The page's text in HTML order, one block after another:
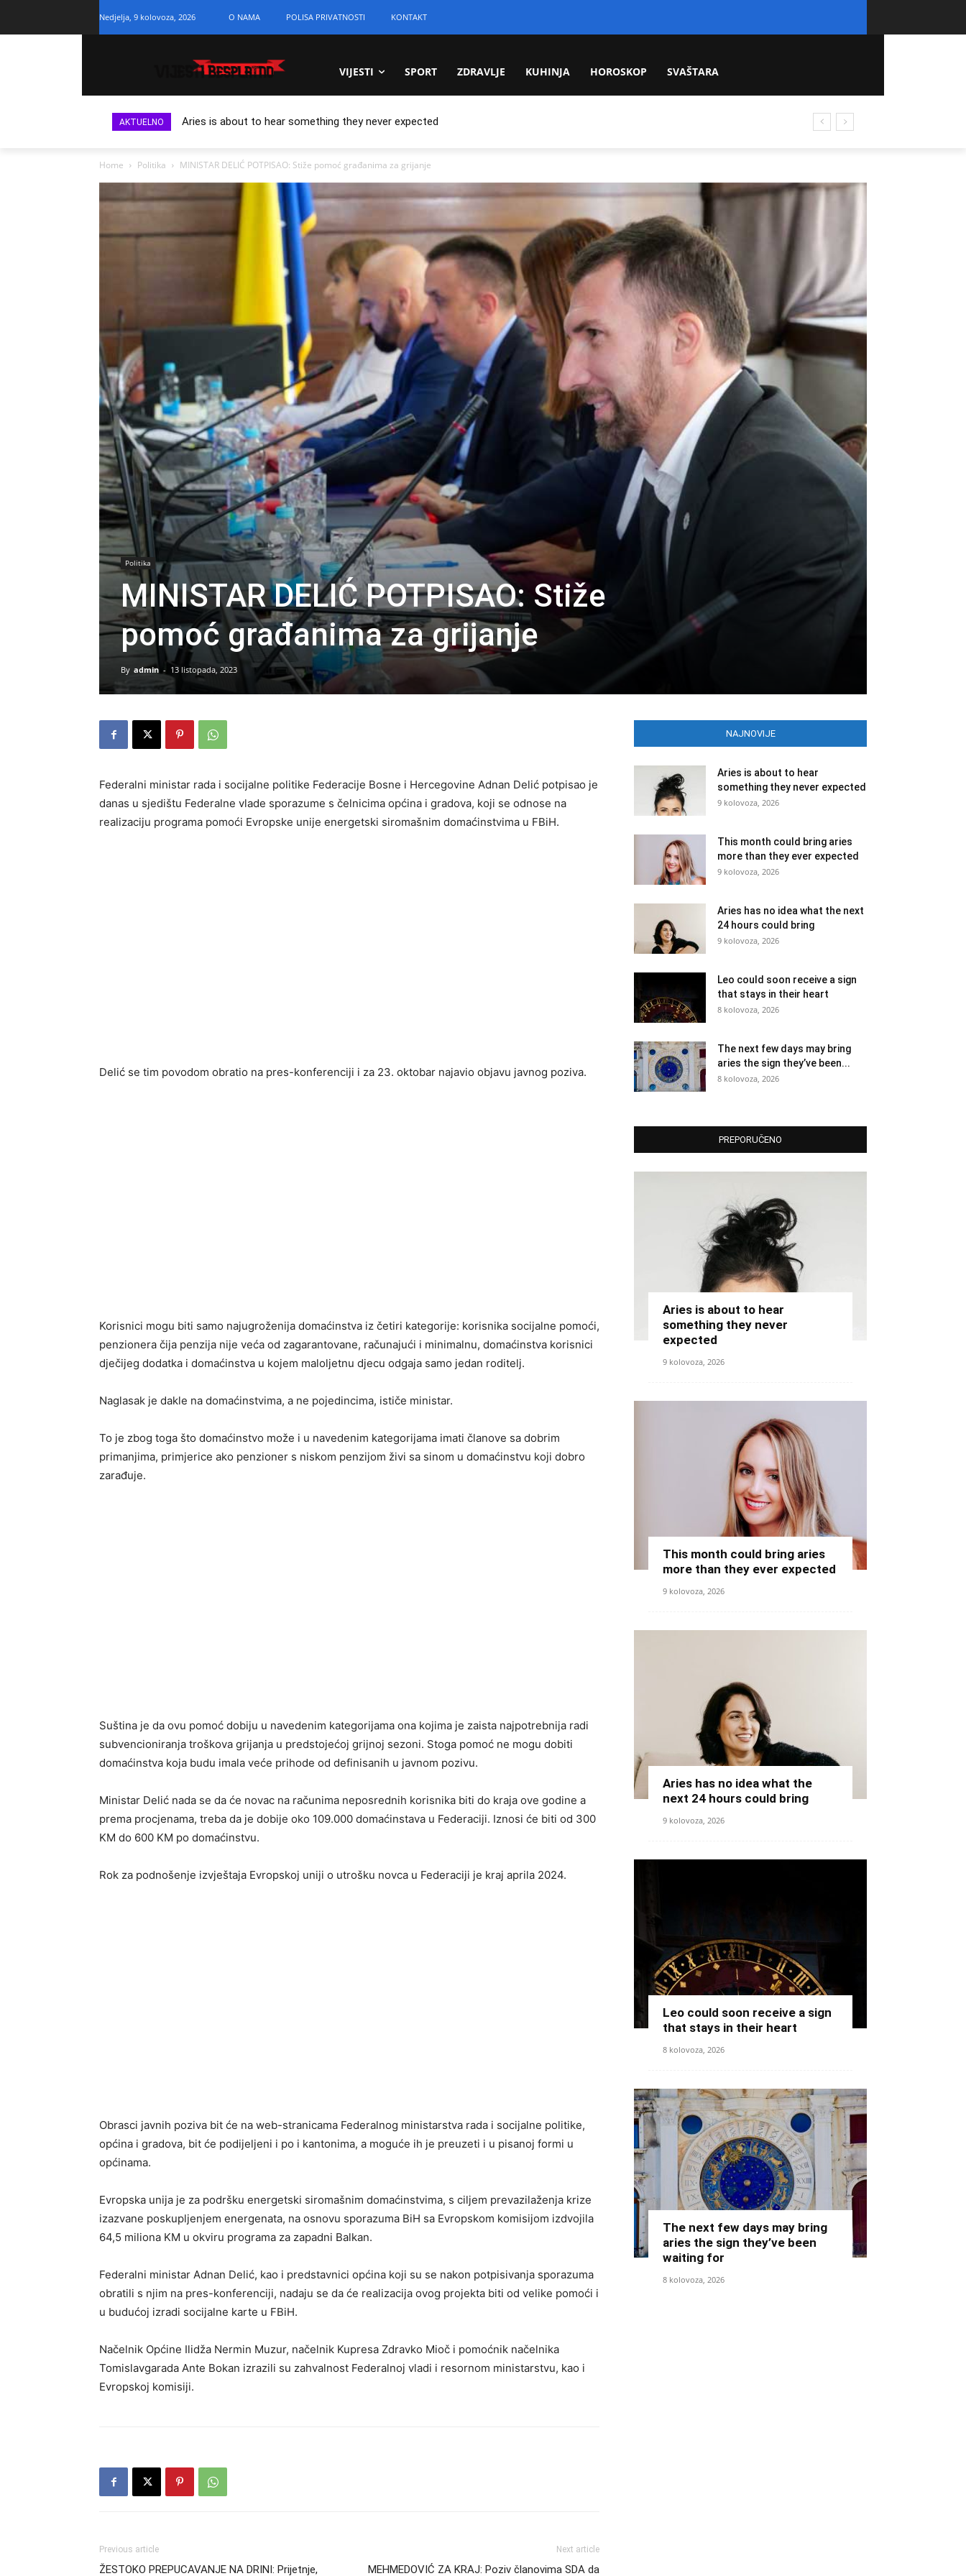
Nedjelja, 9 kolovoza, 2026 O NAMA POLISA PRIVATNOSTI KONTAKT
VIJESTI SPORT ZDRAVLJE KUHINJA HOROSKOP SVAŠTARA
AKTUELNO Aries is about to hear something they never expected
Home Politika MINISTAR DELIĆ POTPISAO: Stiže pomoć građanima za grijanje
Politika
MINISTAR DELIĆ POTPISAO: Stiže
pomoć građanima za grijanje
By admin - 13 listopada, 2023
Federalni ministar rada i socijalne politike Federacije Bosne i Hercegovine Adnan Delić potpisao je
danas u sjedištu Federalne vlade sporazume s čelnicima općina i gradova, koji se odnose na
realizaciju programa pomoći Evropske unije energetski siromašnim domaćinstvima u FBiH.
Delić se tim povodom obratio na pres-konferenciji i za 23. oktobar najavio objavu javnog poziva.
Korisnici mogu biti samo najugroženija domaćinstva iz četiri kategorije: korisnika socijalne pomoći,
penzionera čija penzija nije veća od zagarantovane, računajući i minimalnu, domaćinstva korisnici
dječijeg dodatka i domaćinstva u kojem maloljetnu djecu odgaja samo jedan roditelj.
Naglasak je dakle na domaćinstvima, a ne pojedincima, ističe ministar.
To je zbog toga što domaćinstvo može i u navedenim kategorijama imati članove sa dobrim
primanjima, primjerice ako penzioner s niskom penzijom živi sa sinom u domaćinstvu koji dobro
zarađuje.
Suština je da ovu pomoć dobiju u navedenim kategorijama ona kojima je zaista najpotrebnija radi
subvencioniranja troškova grijanja u predstojećoj grijnoj sezoni. Stoga pomoć ne mogu dobiti
domaćinstva koja budu imala veće prihode od definisanih u javnom pozivu.
Ministar Delić nada se da će novac na računima neposrednih korisnika biti do kraja ove godine a
prema procjenama, treba da je dobije oko 109.000 domaćinstava u Federaciji. Iznosi će biti od 300
KM do 600 KM po domaćinstvu.
Rok za podnošenje izvještaja Evropskoj uniji o utrošku novca u Federaciji je kraj aprila 2024.
Obrasci javnih poziva bit će na web-stranicama Federalnog ministarstva rada i socijalne politike,
općina i gradova, bit će podijeljeni i po i kantonima, a moguće ih je preuzeti i u pisanoj formi u
općinama.
Evropska unija je za podršku energetski siromašnim domaćinstvima, s ciljem prevazilaženja krize
izazvane poskupljenjem energenata, na osnovu sporazuma BiH sa Evropskom komisijom izdvojila
64,5 miliona KM u okviru programa za zapadni Balkan.
Federalni ministar Adnan Delić, kao i predstavnici općina koji su se nakon potpisivanja sporazuma
obratili s njim na pres-konferenciji, nadaju se da će realizacija ovog projekta biti od velike pomoći i
u budućoj izradi socijalne karte u FBiH.
Načelnik Općine Ilidža Nermin Muzur, načelnik Kupresa Zdravko Mioč i pomoćnik načelnika
Tomislavgarada Ante Bokan izrazili su zahvalnost Federalnoj vladi i resornom ministarstvu, kao i
Evropskoj komisiji.
Previous article
ŽESTOKO PREPUCAVANJE NA DRINI: Prijetnje,
Next article
MEHMEDOVIĆ ZA KRAJ: Poziv članovima SDA da
NAJNOVIJE
Aries is about to hear
something they never expected
9 kolovoza, 2026
This month could bring aries
more than they ever expected
9 kolovoza, 2026
Aries has no idea what the next
24 hours could bring
9 kolovoza, 2026
Leo could soon receive a sign
that stays in their heart
8 kolovoza, 2026
The next few days may bring
aries the sign they’ve been...
8 kolovoza, 2026
PREPORUČENO
Aries is about to hear
something they never
expected
9 kolovoza, 2026
This month could bring aries
more than they ever expected
9 kolovoza, 2026
Aries has no idea what the
next 24 hours could bring
9 kolovoza, 2026
Leo could soon receive a sign
that stays in their heart
8 kolovoza, 2026
The next few days may bring
aries the sign they’ve been
waiting for
8 kolovoza, 2026